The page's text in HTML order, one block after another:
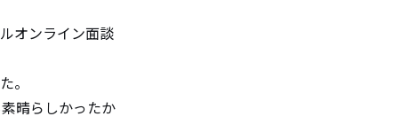
オンライン面談
。
晴らしかったか